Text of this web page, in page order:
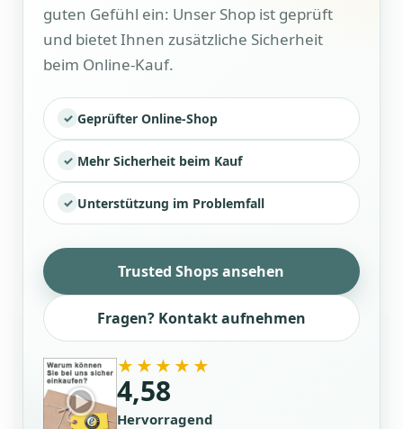
guten Gefühl ein: Unser Shop ist geprüft
und bietet Ihnen zusätzliche Sicherheit
beim Online-Kauf.
Geprüfter Online-Shop
Mehr Sicherheit beim Kauf
Unterstützung im Problemfall
Trusted Shops ansehen
Fragen? Kontakt aufnehmen
★★★★★
4,58
Hervorragend